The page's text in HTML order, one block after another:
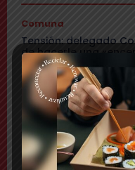
Comuna
Tensión: delegado
de hacerle una
ser «influencer»
Comuna
Gritos y «dedo a lo
delegado
Cajón del Maipo
Encuentran con vida